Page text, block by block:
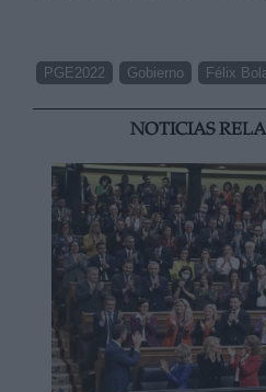
PGE2022 Gobierno Félix
NOTICIAS